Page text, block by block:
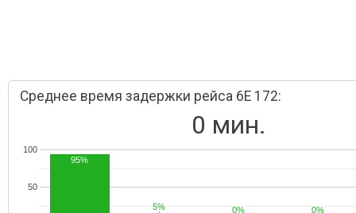
Среднее время задержки рейса 6E 172:
0 мин.
50
100
95%
5%
5% 0%
0% 0%
0%